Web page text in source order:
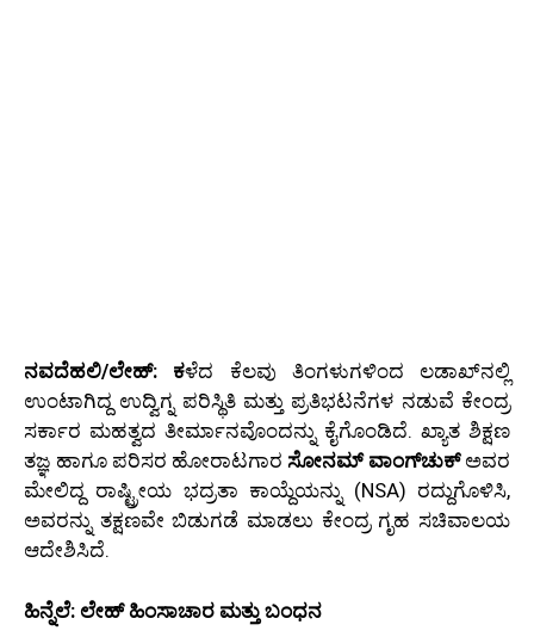
ನವದೆಹಲಿ/ಲೇಹ್: ಕಳೆದ ಕೆಲವು ತಿಂಗಳುಗಳಿಂದ ಲಡಾಖ್‌ನಲ್ಲಿ
ಉಂಟಾಗಿದ್ದ ಉದ್ವಿಗ್ನ ಪರಿಸ್ಥಿತಿ ಮತ್ತು ಪ್ರತಿಭಟನೆಗಳ ನಡುವೆ ಕೇಂದ್ರ
ಸರ್ಕಾರ ಮಹತ್ವದ ತೀರ್ಮಾನವೊಂದನ್ನು ಕೈಗೊಂಡಿದೆ. ಖ್ಯಾತ ಶಿಕ್ಷಣ
ತಜ್ಞ ಹಾಗೂ ಪರಿಸರ ಹೋರಾಟಗಾರ ಸೋನಮ್ ವಾಂಗ್‌ಚುಕ್ ಅವರ
ಮೇಲಿದ್ದ ರಾಷ್ಟ್ರೀಯ ಭದ್ರತಾ ಕಾಯ್ದೆಯನ್ನು (NSA) ರದ್ದುಗೊಳಿಸಿ,
ಅವರನ್ನು ತಕ್ಷಣವೇ ಬಿಡುಗಡೆ ಮಾಡಲು ಕೇಂದ್ರ ಗೃಹ ಸಚಿವಾಲಯ
ಆದೇಶಿಸಿದೆ.
ಹಿನ್ನೆಲೆ: ಲೇಹ್ ಹಿಂಸಾಚಾರ ಮತ್ತು ಬಂಧನ